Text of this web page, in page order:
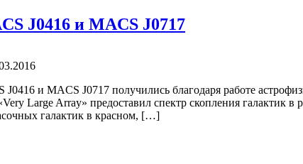
J0416 и MACS J0717
и MACS J0717 получились благодаря работе
Large Array» предоставил спектр скопления галактик
галактик в красном, […]